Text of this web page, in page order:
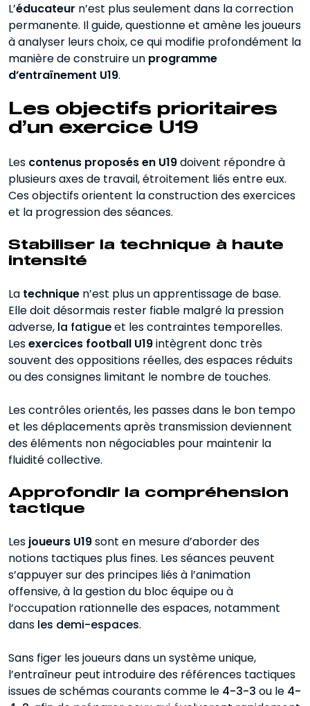
L’éducateur n’est plus seulement dans la correction
permanente. Il guide, questionne et amène les joueurs
à analyser leurs choix, ce qui modifie profondément la
manière de construire un programme
d’entraînement U19.
Les objectifs prioritaires
d’un exercice U19
Les contenus proposés en U19doivent répondre à
plusieurs axes de travail, étroitement liés entre eux.
Ces objectifs orientent la construction des exercices
et la progression des séances.
Stabiliser la technique à haute
intensité
La technique n’est plus un apprentissage de base.
Elle doit désormais rester fiable malgré la pression
adverse, la fatigueet les contraintes temporelles.
Lesexercices football U19intègrent donc très
souvent des oppositions réelles, des espaces réduits
ou des consignes limitant le nombre de touches.
Les contrôles orientés, les passes dans le bon tempo
et les déplacements après transmission deviennent
des éléments non négociables pour maintenir la
fluidité collective.
Approfondir la compréhension
tactique
Les joueurs U19sont en mesure d’aborder des
notions tactiques plus fines. Les séances peuvent
s’appuyer sur des principes liés à l’animation
offensive, à la gestion du bloc équipe ou à
l’occupation rationnelle des espaces, notamment
dans les demi-espaces.
Sans figer les joueurs dans un système unique,
l’entraîneur peut introduire des références tactiques
issues de schémas courants comme le 4-3-3 ou le 4-